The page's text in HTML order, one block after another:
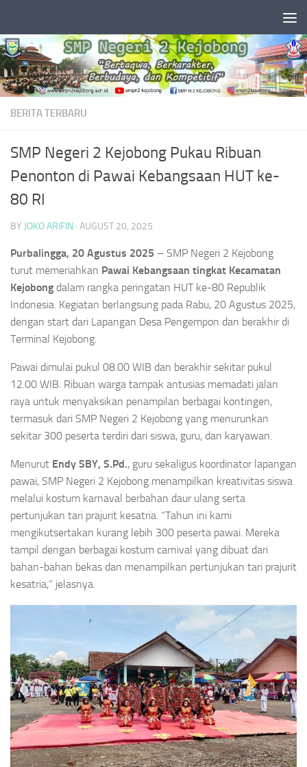
BERITA TERBARU
SMP Negeri 2 Kejobong Pukau Ribuan
Penonton di Pawai Kebangsaan HUT ke-
80 RI
BY JOKO ARIFIN · AUGUST 20, 2025
Purbalingga, 20 Agustus 2025 – SMP Negeri 2 Kejobong
turut memeriahkan Pawai Kebangsaan tingkat Kecamatan
Kejobong dalam rangka peringatan HUT ke-80 Republik
Indonesia. Kegiatan berlangsung pada Rabu, 20 Agustus 2025,
dengan start dari Lapangan Desa Pengempon dan berakhir di
Terminal Kejobong.
Pawai dimulai pukul 08.00 WIB dan berakhir sekitar pukul
12.00 WIB. Ribuan warga tampak antusias memadati jalan
raya untuk menyaksikan penampilan berbagai kontingen,
termasuk dari SMP Negeri 2 Kejobong yang menurunkan
sekitar 300 peserta terdiri dari siswa, guru, dan karyawan.
Menurut Endy SBY, S.Pd., guru sekaligus koordinator lapangan
pawai, SMP Negeri 2 Kejobong menampilkan kreativitas siswa
melalui kostum karnaval berbahan daur ulang serta
pertunjukan tari prajurit kesatria. “Tahun ini kami
mengikutsertakan kurang lebih 300 peserta pawai. Mereka
tampil dengan berbagai kostum carnival yang dibuat dari
bahan-bahan bekas dan menampilkan pertunjukan tari prajurit
kesatria,” jelasnya.